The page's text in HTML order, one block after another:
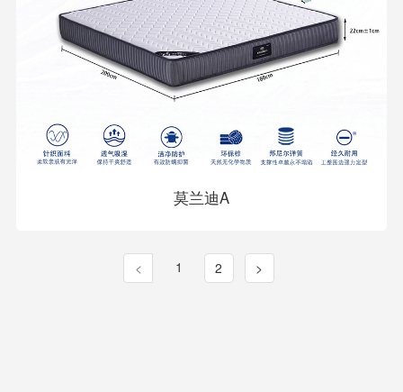
莫兰迪A
< 1 2 >